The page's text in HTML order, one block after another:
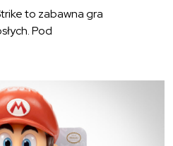
to zabawna gra
Pod